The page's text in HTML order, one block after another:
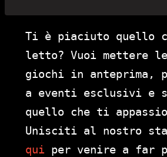
Ti è piaciuto quello
letto? Vuoi mettere
giochi in anteprima,
a eventi esclusivi e
quello che ti
Unisciti al nostro
qui per venire a far